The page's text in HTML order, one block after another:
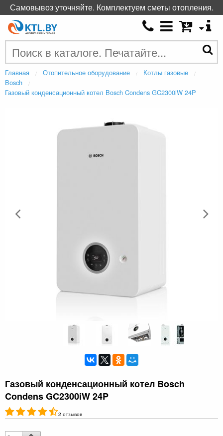
Главная Отопительное оборудование
Котлы газовые
Bosch
Газовый конденсационный котел Bosch Condens GC2300iW 24P
Газовый конденсационный котел Bosch
Condens GC2300iW 24P
2 отзывов
Самовывоз уточняйте. Комплектуем сметы отопления.